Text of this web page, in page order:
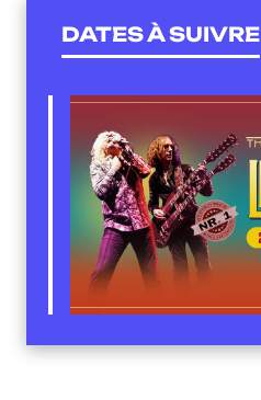
DATES À SUIVRE